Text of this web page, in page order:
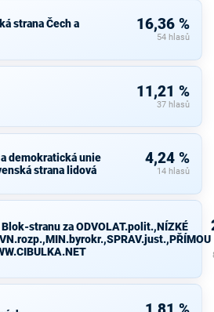
strana Čech a
16,36 %
54 hlasů
11,21 %
37 hlasů
demokratická unie
strana lidová
4,24 %
14 hlasů
stranu za ODVOLAT.polit.,NÍZKÉ